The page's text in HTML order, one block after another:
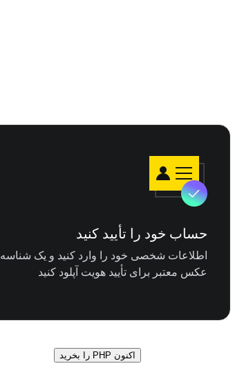
حساب خود را تأیید کنید
اطلاعات شخصی خود را وارد کنید و یک شناسه
عکس معتبر برای تأیید هویت آپلود کنید
اکنون PHP را بخرید